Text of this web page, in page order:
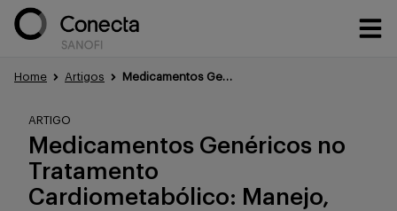
Eventos
Home Artigos Medicamentos Genéricos no Tratamento Cardiometabólico: Manejo, Evidências e Benefícios
ARTIGO
Medicamentos Genéricos no
Tratamento
Cardiometabólico: Manejo,